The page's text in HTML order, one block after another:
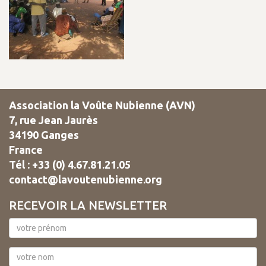
Association la Voûte Nubienne (AVN)
7, rue Jean Jaurès
34190 Ganges
France
Tél : +33 (0) 4.67.81.21.05
contact@lavoutenubienne.org
RECEVOIR LA NEWSLETTER